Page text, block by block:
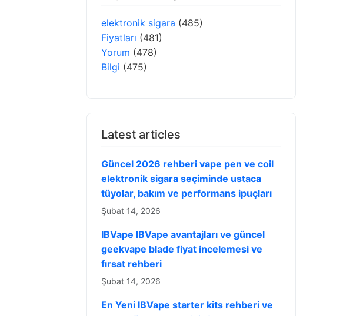
elektronik sigara (485)
Fiyatları (481)
Yorum (478)
Bilgi (475)
Latest articles
Güncel 2026 rehberi vape pen ve coil
elektronik sigara seçiminde ustaca
tüyolar, bakım ve performans ipuçları
Şubat 14, 2026
IBVape IBVape avantajları ve güncel
geekvape blade fiyat incelemesi ve
fırsat rehberi
Şubat 14, 2026
En Yeni IBVape starter kits rehberi ve